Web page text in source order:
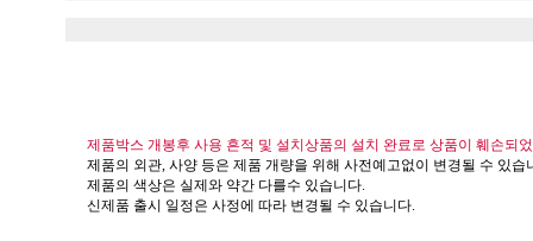
제품박스 개봉후 사용 흔적 및 설치상품의 설치 완료로 상품이 훼손되
제품의 외관, 사양 등은 제품 개량을 위해 사전예고없이 변경될 수 있습
제품의 색상은 실제와 약간 다를수 있습니다.
신제품 출시 일정은 사정에 따라 변경될 수 있습니다.